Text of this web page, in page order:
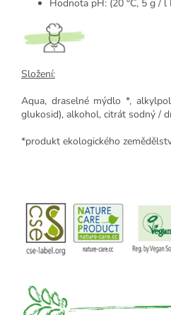
Hodnota pH: (20 °C, 5 g /
Složení:
Aqua, draselné mýdlo *,
glukosid), alkohol, citrát sodný /
*produkt ekologického